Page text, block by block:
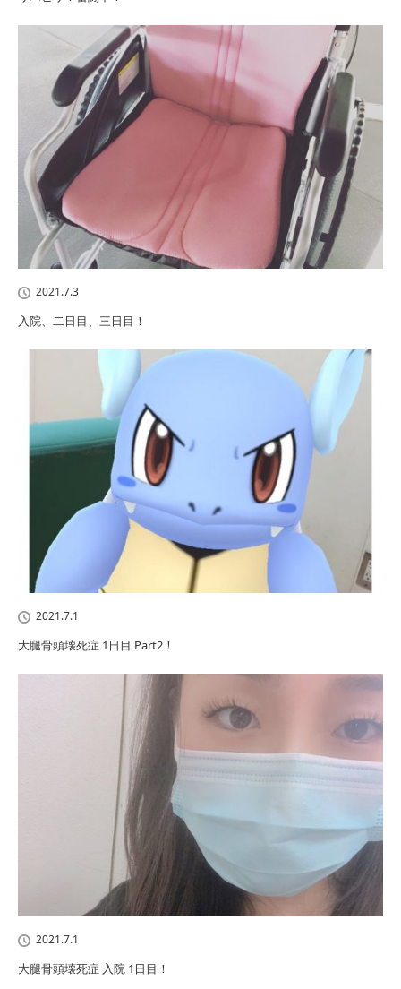
2021.7.3
入院、二日目、三日目！
2021.7.1
大腿骨頭壊死症 1日目 Part2！
2021.7.1
大腿骨頭壊死症 入院 1日目！